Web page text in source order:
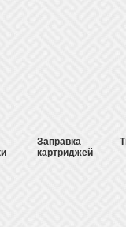
Заправка
картриджей